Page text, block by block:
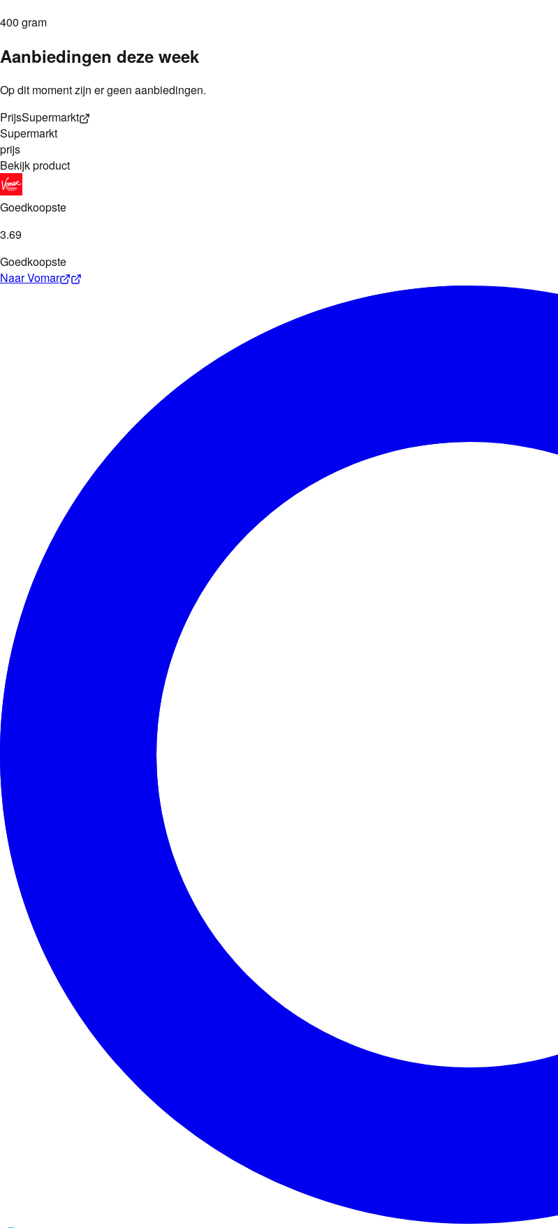
400 gram
Aanbiedingen deze week
Op dit moment zijn er geen aanbiedingen.
PrijsSupermarkt
Supermarkt
prijs
Bekijk product
Goedkoopste
3.69
Goedkoopste
NaarVomar